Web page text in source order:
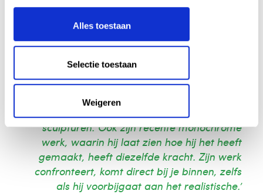
Alles toestaan
Selectie toestaan
Weigeren
de zaalvullende installatieMass(2016-17) in
het museum, waarin je je weg baant door
een memento mori landschap van 100
Barbara Bos, hoofd tentoonstellingen:
Mueck is een meesterlijk beeldhouwer en
blaast als virtuoos schilder leven in zijn
sculpturen. Ook zijn recente monochrome
werk, waarin hij laat zien hoe hij het heeft
gemaakt, heeft diezelfde kracht. Zijn werk
confronteert, komt direct bij je binnen, zelfs
als hij voorbijgaat aan het realistische.’